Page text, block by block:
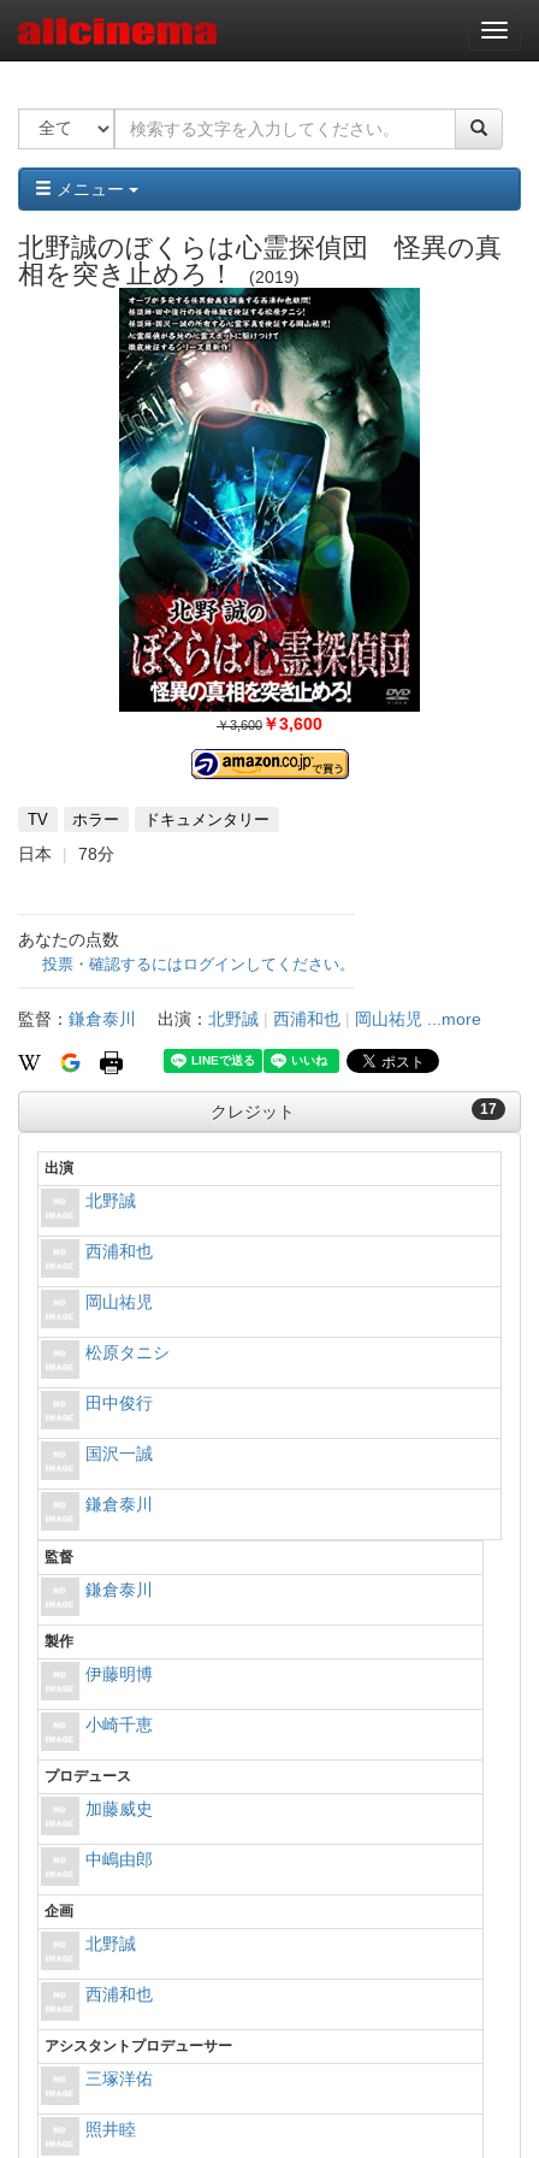
ナ
ビ
ー
ョ
ン
メニュー
北野誠のぼくらは心霊探偵団 怪異の真
相を突き止めろ！
2019
￥3,600 ￥3,600
TV ホラー ドキュメンタリー
日本 78分
あなたの点数
投票・確認するにはログインしてください。
監督： 鎌倉泰川 出演： 北野誠 | 西浦和也 | 岡山祐児 ...more
17
クレジット
出演
北野誠
西浦和也
岡山祐児
松原タニシ
田中俊行
国沢一誠
鎌倉泰川
監督
鎌倉泰川
製作
伊藤明博
小崎千恵
プロデュース
加藤威史
中嶋由郎
企画
北野誠
西浦和也
アシスタントプロデューサー
三塚洋佑
照井睦